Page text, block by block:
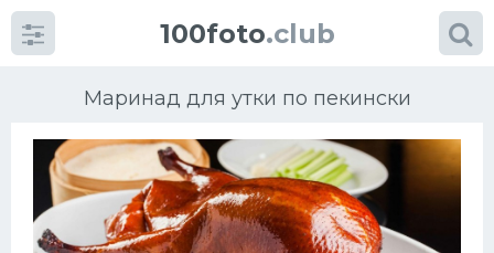
100foto.club
Маринад для утки по пекински